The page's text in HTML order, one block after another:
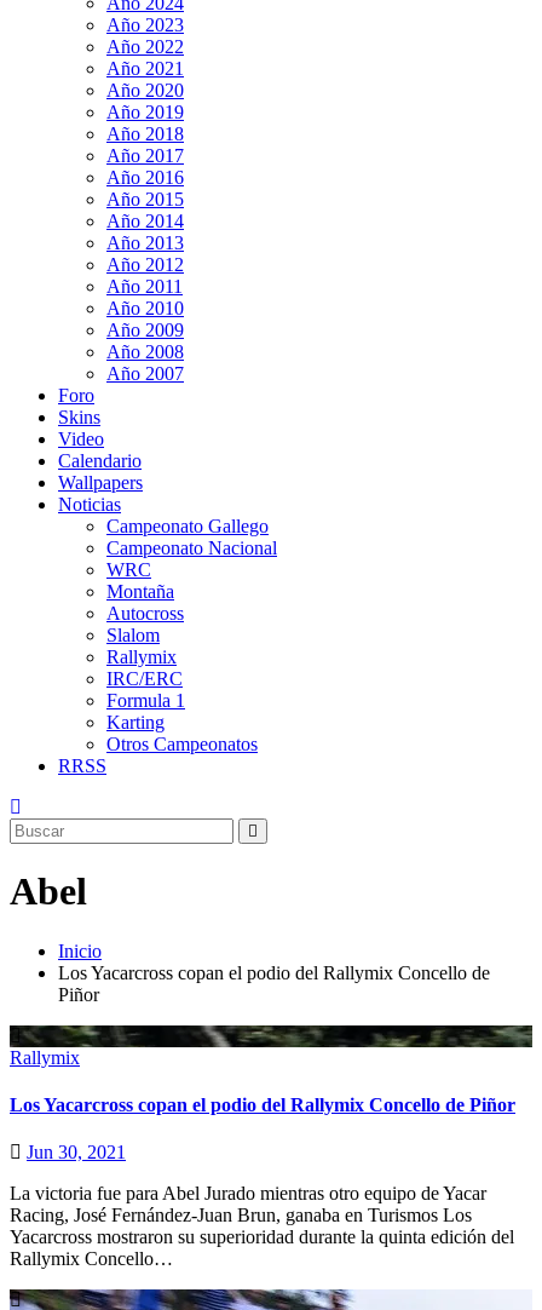
Año 2023
Año 2022
Año 2021
Año 2020
Año 2019
Año 2018
Año 2017
Año 2016
Año 2015
Año 2014
Año 2013
Año 2012
Año 2011
Año 2010
Año 2009
Año 2008
Año 2007
Foro
Skins
Video
Calendario
Wallpapers
Noticias
Campeonato Gallego
Campeonato Nacional
WRC
Montaña
Autocross
Slalom
Rallymix
IRC/ERC
Formula 1
Karting
Otros Campeonatos
RRSS
Abel
Inicio
Los Yacarcross copan el podio del Rallymix Concello de
Piñor
Rallymix
Los Yacarcross copan el podio del Rallymix Concello de Piñor
Jun 30, 2021
La victoria fue para Abel Jurado mientras otro equipo de Yacar
Racing, José Fernández-Juan Brun, ganaba en Turismos Los
Yacarcross mostraron su superioridad durante la quinta edición del
Rallymix Concello…